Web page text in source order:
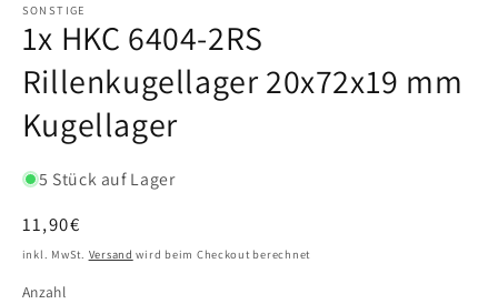
SONSTIGE
1x HKC 6404-2RS
Rillenkugellager 20x72x19 mm
Kugellager
5 Stück auf Lager
Normaler
Preis
11,90€
inkl. MwSt. Versand wird beim Checkout berechnet
Anzahl